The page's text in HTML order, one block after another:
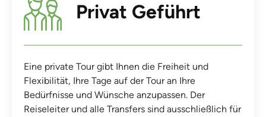
Privat Geführt
Eine private Tour gibt Ihnen die Freiheit und
Flexibilität, Ihre Tage auf der Tour an Ihre
Bedürfnisse und Wünsche anzupassen. Der
Reiseleiter und alle Transfers sind ausschließlich für